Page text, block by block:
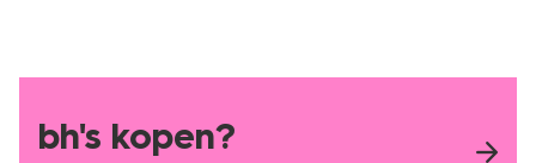
bh's kopen?